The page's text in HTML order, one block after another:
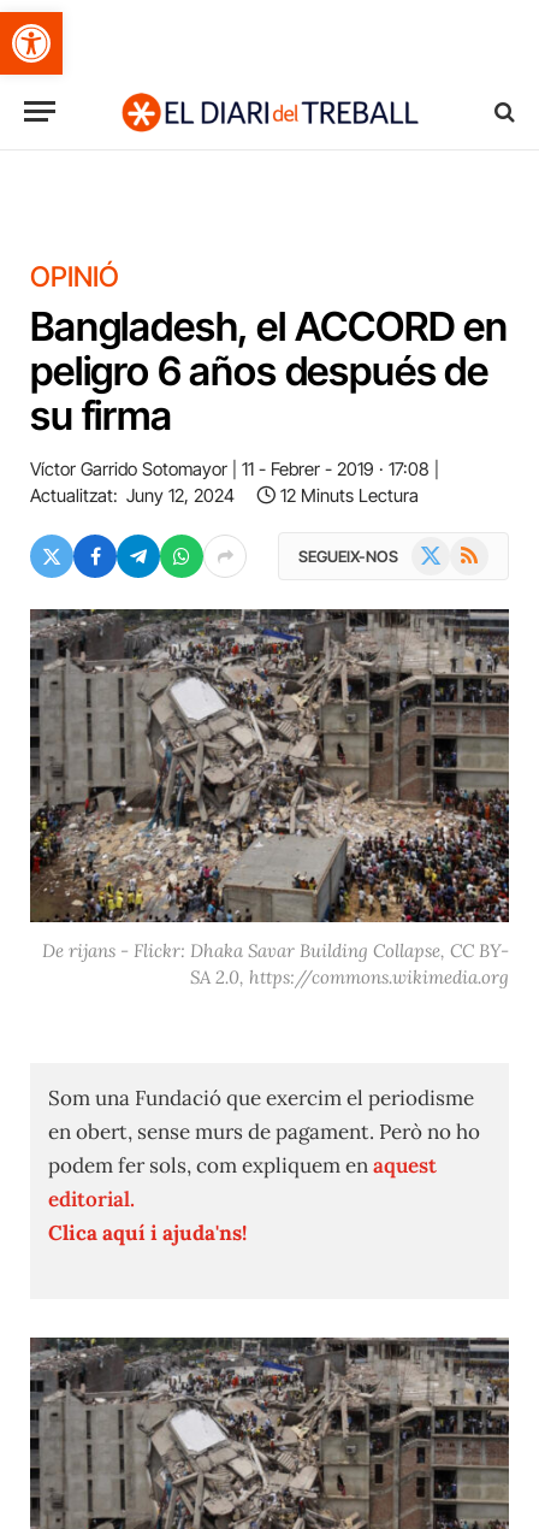
Obre la barra d'eines
OPINIÓ
Bangladesh, el ACCORD en
peligro 6 años después de
su firma
Víctor Garrido Sotomayor
11 - Febrer - 2019 · 17:08
Actualitzat: Juny 12, 2024 12 Minuts Lectura
SEGUEIX-NOS RSS
De rijans - Flickr: Dhaka Savar Building Collapse, CC BY-
SA 2.0, https://commons.wikimedia.org
Som una Fundació que exercim el periodisme
en obert, sense murs de pagament. Però no ho
podem fer sols, com expliquem enaquest
editorial.
Clica aquí i ajuda'ns!